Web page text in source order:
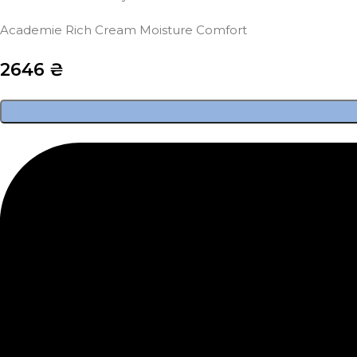
Academie Rich Cream Moisture Comfort
2646 ₴